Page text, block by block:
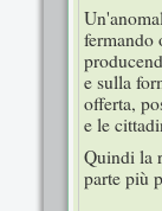
fermando
e sulla
offerta,
e le
Quindi la
parte più